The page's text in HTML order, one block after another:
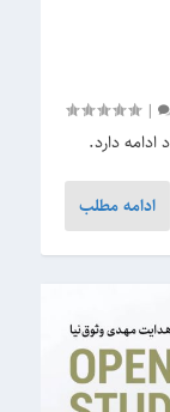
|
ادامه مطلب